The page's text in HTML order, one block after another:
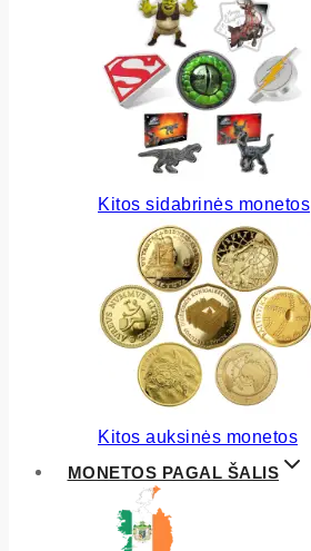
Kitos sidabrinės monetos
Kitos auksinės monetos
MONETOS PAGAL ŠALIS